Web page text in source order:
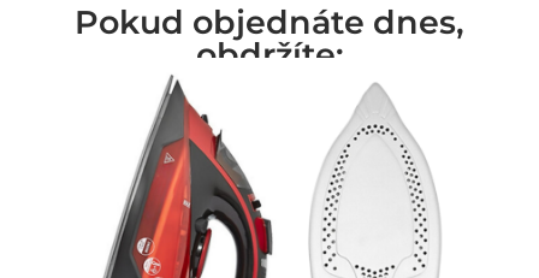
Pokud objednáte dnes,
obdržíte: